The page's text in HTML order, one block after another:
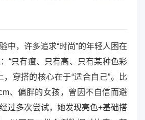
中，许多追求“时尚”的年轻人困在
“只有瘦、只有高、只有某种色彩
，穿搭的核心在于“适合自己”。比
、偏胖的女孩，曾因不自信而避
过多次尝试，她发现亮色+基础搭